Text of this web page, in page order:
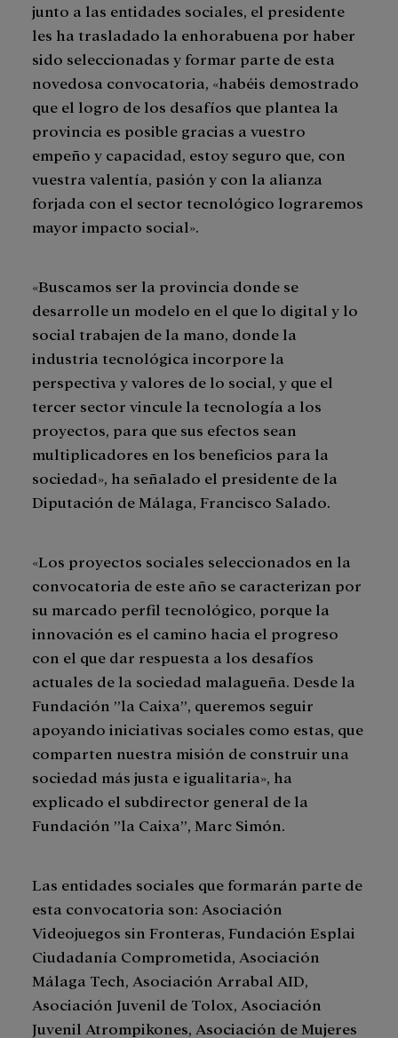
junto a las entidades sociales, el presidente
les ha trasladado la enhorabuena por haber
sido seleccionadas y formar parte de esta
novedosa convocatoria, «habéis demostrado
que el logro de los desafíos que plantea la
provincia es posible gracias a vuestro
empeño y capacidad, estoy seguro que, con
vuestra valentía, pasión y con la alianza
forjada con el sector tecnológico lograremos
mayor impacto social».
«Buscamos ser la provincia donde se
desarrolle un modelo en el que lo digital y lo
social trabajen de la mano, donde la
industria tecnológica incorpore la
perspectiva y valores de lo social, y que el
tercer sector vincule la tecnología a los
proyectos, para que sus efectos sean
multiplicadores en los beneficios para la
sociedad», ha señalado el presidente de la
Diputación de Málaga, Francisco Salado.
«Los proyectos sociales seleccionados en la
convocatoria de este año se caracterizan por
su marcado perfil tecnológico, porque la
innovación es el camino hacia el progreso
con el que dar respuesta a los desafíos
actuales de la sociedad malagueña. Desde la
Fundación ”la Caixa”, queremos seguir
apoyando iniciativas sociales como estas, que
comparten nuestra misión de construir una
sociedad más justa e igualitaria», ha
explicado el subdirector general de la
Fundación ”la Caixa”, Marc Simón.
Las entidades sociales que formarán parte de
esta convocatoria son: Asociación
Videojuegos sin Fronteras, Fundación Esplai
Ciudadanía Comprometida, Asociación
Málaga Tech, Asociación Arrabal AID,
Asociación Juvenil de Tolox, Asociación
Juvenil Atrompikones, Asociación de Mujeres